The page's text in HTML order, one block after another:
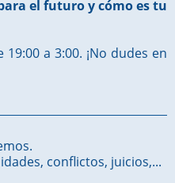
el futuro y cómo es tu
a 3:00. ¡No dudes en
conflictos, juicios,...